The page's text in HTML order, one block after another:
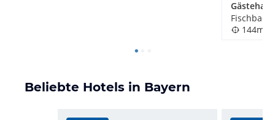
144m
Beliebte Hotels in Bayern